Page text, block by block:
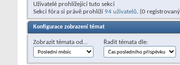
Uživatelé prohlížející tuto sekci
Sekci fóra si právě prohlíží 94 uživatelů. (0
Konfigurace zobrazení témat
Zobrazit témata od… Řadit témata dle: